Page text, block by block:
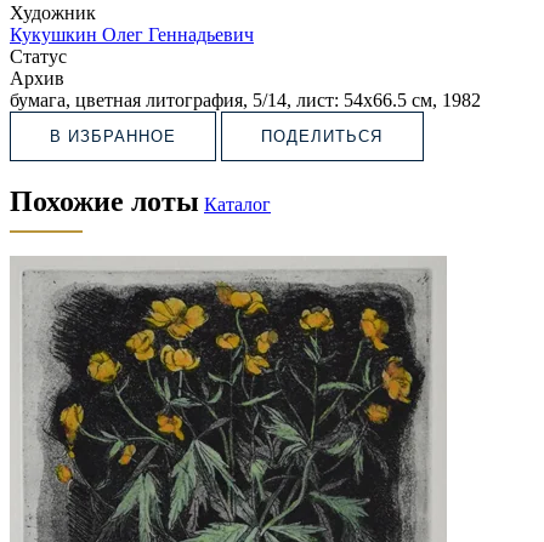
Художник
Кукушкин Олег Геннадьевич
Статус
Архив
бумага, цветная литография, 5/14, лист: 54х66.5 см, 1982
В ИЗБРАННОЕ ПОДЕЛИТЬСЯ
Похожие лоты Каталог